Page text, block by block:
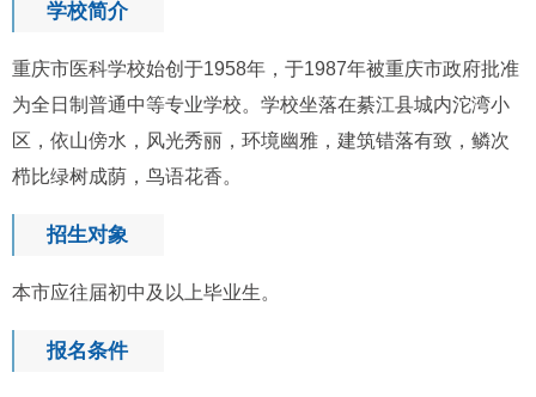
学校简介
重庆市医科学校始创于1958年，于1987年被重庆市政府批准
为全日制普通中等专业学校。学校坐落在綦江县城内沱湾小
区，依山傍水，风光秀丽，环境幽雅，建筑错落有致，鳞次
栉比绿树成荫，鸟语花香。
招生对象
本市应往届初中及以上毕业生。
报名条件